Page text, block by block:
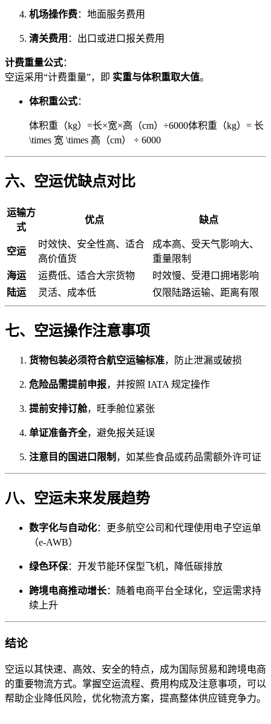
机场操作费：地面服务费用
清关费用 ：出口或进口报关费用
计费重量公式：
空运采用“计费重量”，即 实重与体积重取大值。
体积重公式：
体积重（kg）=长×宽×高（cm）÷6000体积重（kg）= 长
\times 宽 \times 高（cm） ÷ 6000
六、空运优缺点对比
运输方
式
优点 缺点
空运
时效快、安全性高、适合
高价值货
成本高、受天气影响大、
重量限制
海运
运费低、适合大宗货物
时效慢、受港口拥堵影响
陆运
灵活、成本低 仅限陆路运输、距离有限
七、空运操作注意事项
货物包装必须符合航空运输标准，防止泄漏或破损
危险品需提前申报，并按照 IATA 规定操作
提前安排订舱，旺季舱位紧张
单证准备齐全，避免报关延误
注意目的国进口限制 ，如某些食品或药品需额外许可证
八、空运未来发展趋势
数字化与自动化：更多航空公司和代理使用电子空运单
（e-AWB）
绿色环保：开发节能环保型飞机，降低碳排放
跨境电商推动增长：随着电商平台全球化，空运需求持
续上升
结论
空运以其快速、高效、安全的特点，成为国际贸易和跨境电商
的重要物流方式。掌握空运流程、费用构成及注意事项，可以
帮助企业降低风险，优化物流方案，提高整体供应链竞争力。